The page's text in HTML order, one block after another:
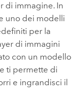
di immagine. In
uno dei modelli
per la
di immagini
con un modello
ti permette di
e ingrandisci il